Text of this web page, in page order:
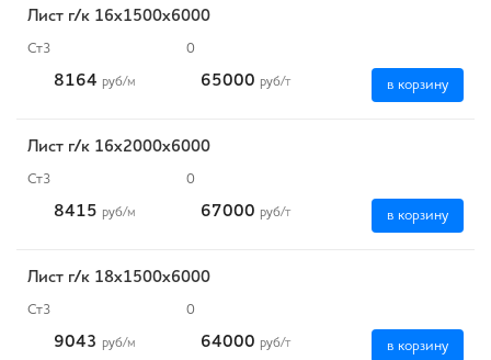
Лист г/к 16х1500х6000
Ст3 0
8164 руб/м 65000 руб/т в корзину
Лист г/к 16х2000х6000
Ст3 0
8415 руб/м 67000 руб/т в корзину
Лист г/к 18х1500х6000
Ст3 0
9043 руб/м 64000 руб/т в корзину